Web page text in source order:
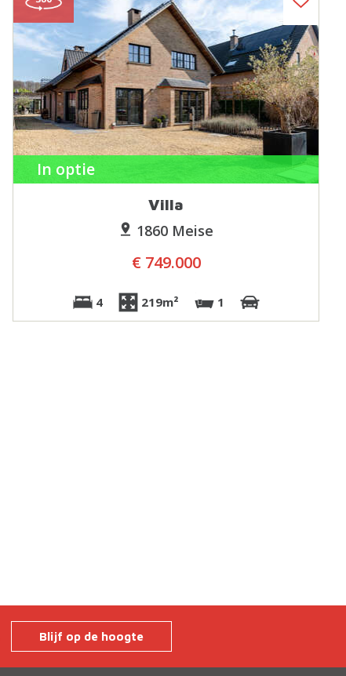
In optie
Villa
1860 Meise
€ 749.000
4 219m² 1
Blijf op de hoogte